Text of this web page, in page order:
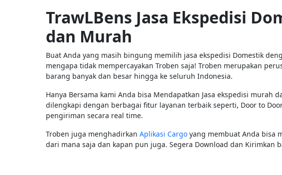
TrawLBens Jasa Ekspedisi
dan Murah
Buat Anda yang masih bingung memilih jasa ekspedisi Domestik
mengapa tidak mempercayakan Troben saja! Troben merupakan
barang banyak dan besar hingga ke seluruh Indonesia.
Hanya Bersama kami Anda bisa Mendapatkan Jasa ekspedisi murah
dilengkapi dengan berbagai fitur layanan terbaik seperti, Door to
pengiriman secara real time.
Troben juga menghadirkan Aplikasi Cargo yang membuat Anda bisa
dari mana saja dan kapan pun juga. Segera Download dan Kirimkan